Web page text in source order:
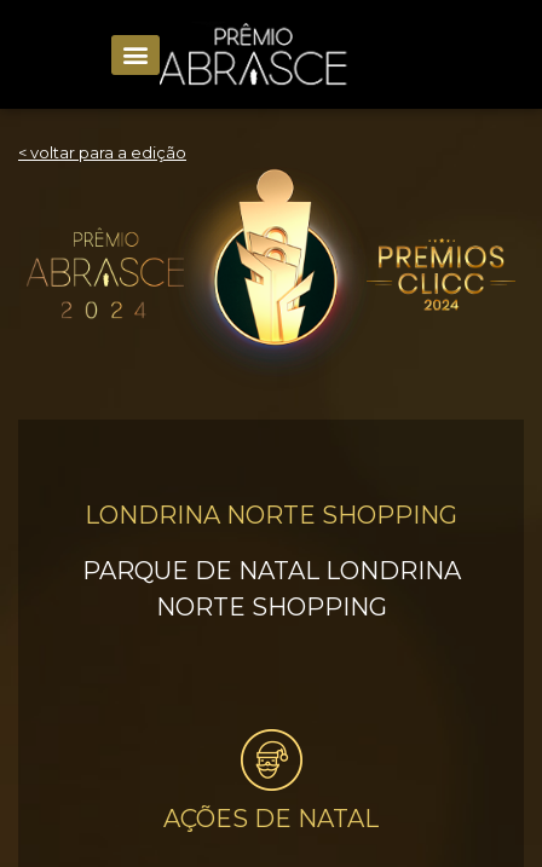
< voltar para a edição
LONDRINA NORTE SHOPPING
PARQUE DE NATAL LONDRINA
NORTE SHOPPING
AÇÕES DE NATAL